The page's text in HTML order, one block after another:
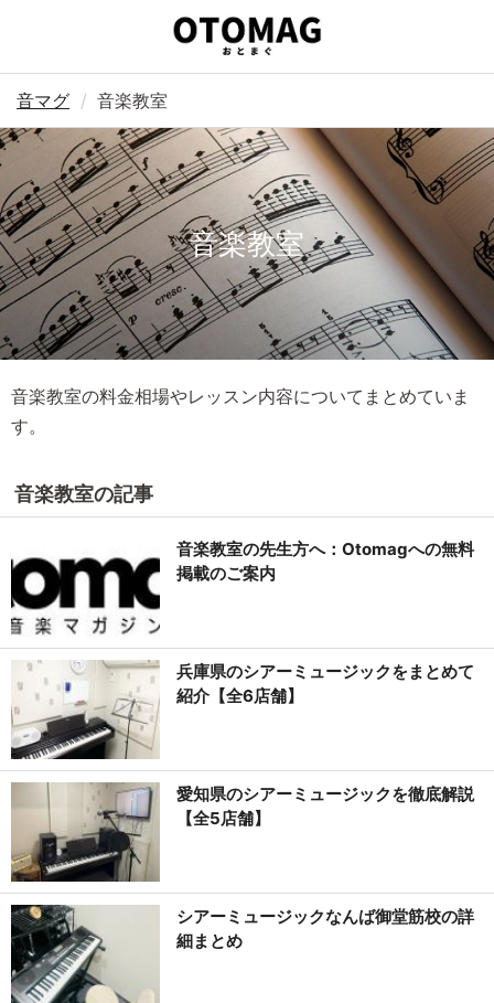
音マグ 音楽教室
音楽教室
音楽教室の料金相場やレッスン内容についてまとめていま
す。
音楽教室の記事
音楽教室の先生方へ：Otomagへの無料
掲載のご案内
兵庫県のシアーミュージックをまとめて
紹介【全6店舗】
愛知県のシアーミュージックを徹底解説
【全5店舗】
シアーミュージックなんば御堂筋校の詳
細まとめ